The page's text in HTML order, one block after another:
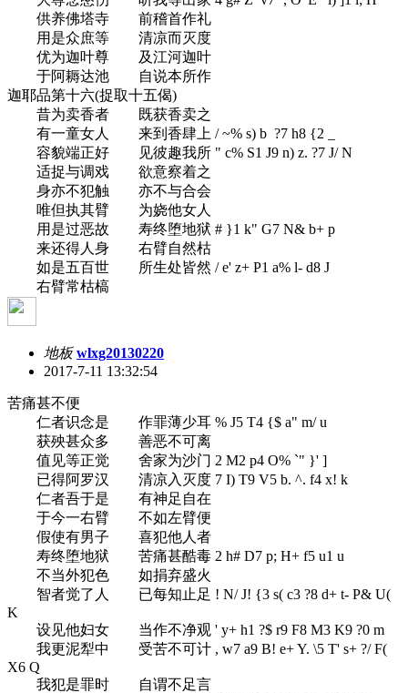
供养佛塔寺 前稽首作礼
用是众庶等 清凉而灭度
优为迦叶尊 及江河迦叶
于阿耨达池 自说本所作
迦耶品第十六(捉取十五偈)
昔为卖香者 既获香卖之
有一童女人 来到香肆上 / ~% s) b ?7 h8 {2 _
容貌端正好 见彼趣我所 " c% S1 J9 n) z. ?7 J/ N
适捉与调戏 欲意察着之
身亦不犯触 亦不与合会
唯但执其臂 为娆他女人
用是过恶故 寿终堕地狱 # }1 k" G7 N& b+ p
来还得人身 右臂自然枯
如是五百世 所生处皆然 / e' z+ P1 a% l- d8 J
右臂常枯槁
地板 wlxg20130220
2017-7-11 13:32:54
苦痛甚不便
仁者识念是 作罪薄少耳 % J5 T4 {$ a" m/ u
获殃甚众多 善恶不可离
值见等正觉 舍家为沙门 2 M2 p4 O% `" }' ]
已得阿罗汉 清凉入灭度 7 I) T9 V5 b. ^. f4 x! k
仁者吾于是 有神足自在
于今一右臂 不如左臂便
假使有男子 喜犯他人者
寿终堕地狱 苦痛甚酷毒 2 h# D7 p; H+ f5 u1 u
不当外犯色 如捐弃盛火
智者觉了人 已每知止足 ! N/ J! {3 s( c3 ?8 d+ t- P& U(
K
设见他妇女 当作不净观 ' y+ h1 ?$ r9 F8 M3 K9 ?0 m
我更泥犁中 受苦不可计 , w7 a9 B! e+ Y. \5 T' s+ ?/ F(
X6 Q
我犯是罪时 自谓不足言